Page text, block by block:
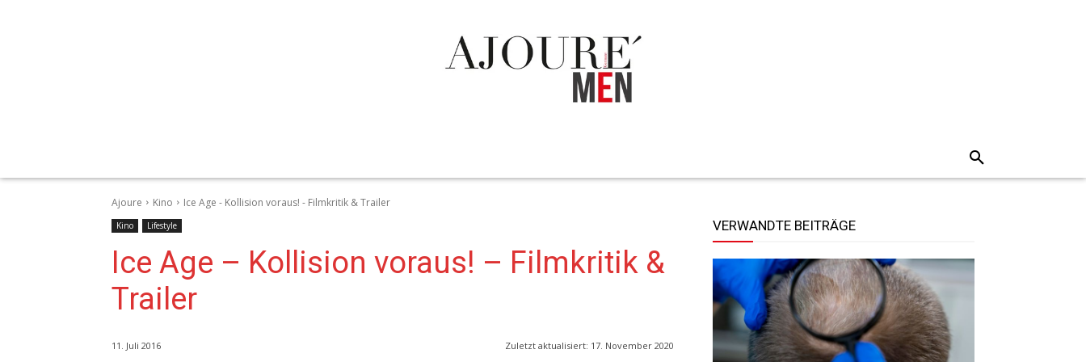
Ajoure Kino Ice Age - Kollision voraus! - Filmkritik & Trailer
Kino Lifestyle
Ice Age – Kollision voraus! – Filmkritik &
Trailer
11. Juli 2016 Zuletzt aktualisiert: 17. November 2020
VERWANDTE BEITRÄGE